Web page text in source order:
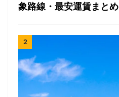
象路線・最安運賃まとめ